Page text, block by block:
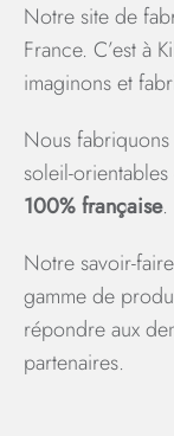
Notre site de
France. C’est à
imaginons et
Nous
soleil-
100% française.
Notre savoir-
gamme de
répondre aux
partenaires.